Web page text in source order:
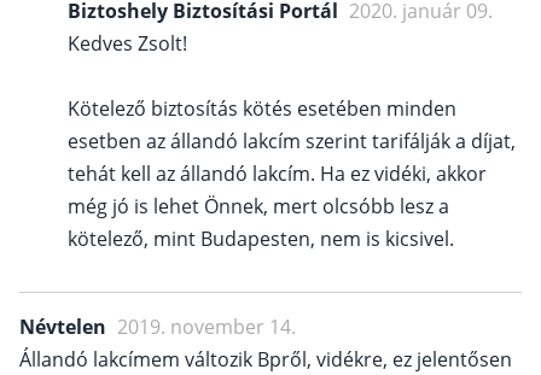
Biztoshely Biztosítási Portál 2020. január 09.
Kedves Zsolt!
Kötelező biztosítás kötés esetében minden
esetben az állandó lakcím szerint tarifálják a díjat,
tehát kell az állandó lakcím. Ha ez vidéki, akkor
még jó is lehet Önnek, mert olcsóbb lesz a
kötelező, mint Budapesten, nem is kicsivel.
Névtelen 2019. november 14.
Állandó lakcímem változik Bpről, vidékre, ez jelentősen